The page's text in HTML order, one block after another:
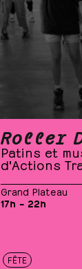
Roller
Patins et
d'Actions
Grand Plateau
17h – 22h
FÊTE